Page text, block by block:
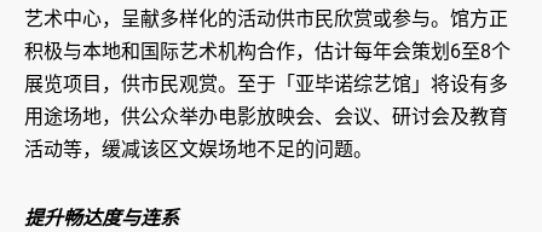
艺术中心，呈献多样化的活动供市民欣赏或参与。馆方正
积极与本地和国际艺术机构合作，估计每年会策划6至8个
展览项目，供市民观赏。至于「亚毕诺综艺馆」将设有多
用途场地，供公众举办电影放映会、会议、研讨会及教育
活动等，缓减该区文娱场地不足的问题。
提升畅达度与连系